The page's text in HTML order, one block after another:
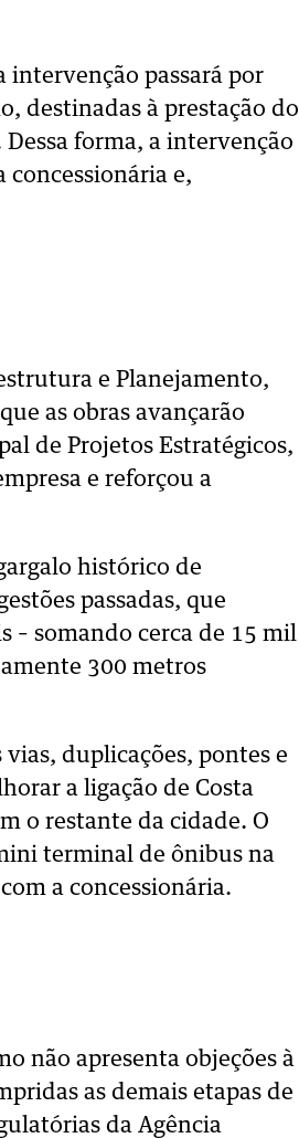
intervenção passará por
destinadas à prestação do
forma, a intervenção
concessionária e,
e Planejamento,
as obras avançarão
de Projetos Estratégicos,
e reforçou a
histórico de
passadas, que
– somando cerca de 15 mil
300 metros
vias, duplicações, pontes e
a ligação de Costa
o restante da cidade. O
terminal de ônibus na
a concessionária.
não apresenta objeções à
as demais etapas de
da Agência